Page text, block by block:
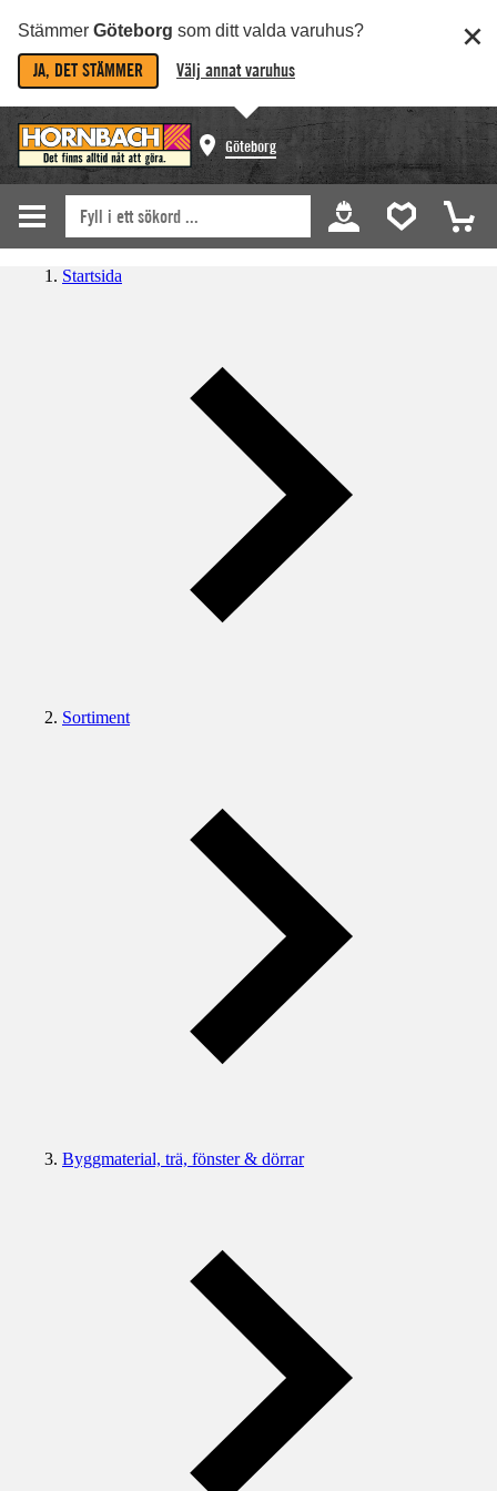
Stämmer Göteborg som ditt valda varuhus?
JA, DET STÄMMER Välj annat varuhus
Göteborg
Startsida
Sortiment
Byggmaterial, trä, fönster & dörrar